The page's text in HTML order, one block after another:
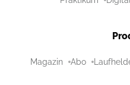
Magazin Abo